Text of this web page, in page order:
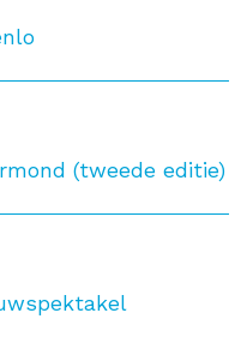
(tweede editie)